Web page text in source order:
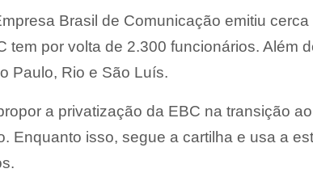
Brasil de Comunicação emitiu cerca
tem por volta de 2.300 funcionários. Além
Paulo, Rio e São Luís.
a privatização da EBC na transição ao
Enquanto isso, segue a cartilha e usa a